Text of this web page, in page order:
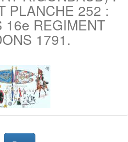
PLANCHE 252 :
16e REGIMENT
1791.